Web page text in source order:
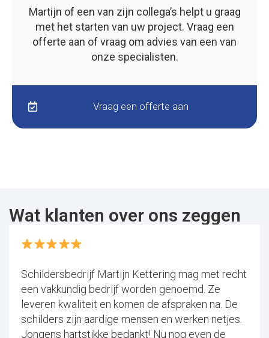
Martijn of een van zijn collega’s helpt u graag
met het starten van uw project. Vraag een
offerte aan of vraag om advies van een van
onze specialisten.
Vraag een offerte aan
Wat klanten over ons zeggen
Schildersbedrijf Martijn Kettering mag met recht
een vakkundig bedrijf worden genoemd. Ze
leveren kwaliteit en komen de afspraken na. De
schilders zijn aardige mensen en werken netjes.
Jongens hartstikke bedankt! Nu nog even de